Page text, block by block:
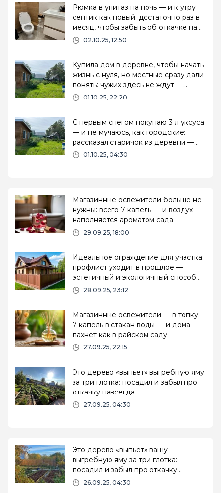
Рюмка в унитаз на ночь — и к утру
септик как новый: достаточно раз в
месяц, чтобы забыть об откачке на
годы02.10.25, 12:50
Купила дом в деревне, чтобы начать
жизнь с нуля, но местные сразу дали
понять: чужих здесь не ждут —
причины поняла позже
01.10.25, 22:20
С первым снегом покупаю 3 л уксуса
— и не мучаюсь, как городские:
рассказал старичок из деревни —
дома спокойно всю зиму
01.10.25, 04:30
Магазинные освежители больше не
нужны: всего 7 капель — и воздух
наполняется ароматом сада
29.09.25, 18:00
Идеальное ограждение для участка:
профлист уходит в прошлое —
эстетичный и экологичный способ
изолироваться от соседей
28.09.25, 23:12
Магазинные освежители — в топку:
7 капель в стакан воды — и дома
пахнет как в райском саду
27.09.25, 22:15
Это дерево «выпьет» выгребную яму
за три глотка: посадил и забыл про
откачку навсегда
27.09.25, 04:30
Это дерево «выпьет» вашу
выгребную яму за три глотка:
посадил и забыл про откачку
навсегда
26.09.25, 04:30